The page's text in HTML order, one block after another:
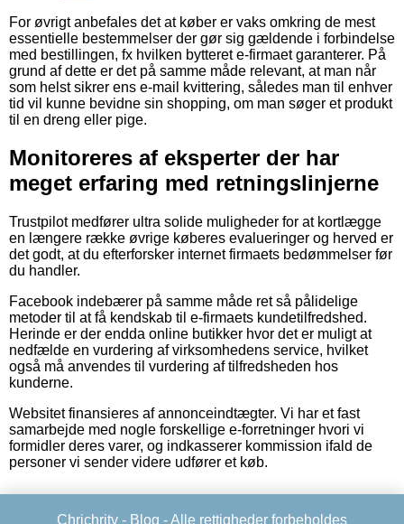
For øvrigt anbefales det at køber er vaks omkring de mest
essentielle bestemmelser der gør sig gældende i forbindelse
med bestillingen, fx hvilken bytteret e-firmaet garanterer. På
grund af dette er det på samme måde relevant, at man når
som helst sikrer ens e-mail kvittering, således man til enhver
tid vil kunne bevidne sin shopping, om man søger et produkt
til en dreng eller pige.
Monitoreres af eksperter der har
meget erfaring med retningslinjerne
Trustpilot medfører ultra solide muligheder for at kortlægge
en længere række øvrige køberes evalueringer og herved er
det godt, at du efterforsker internet firmaets bedømmelser før
du handler.
Facebook indebærer på samme måde ret så pålidelige
metoder til at få kendskab til e-firmaets kundetilfredshed.
Herinde er der endda online butikker hvor det er muligt at
nedfælde en vurdering af virksomhedens service, hvilket
også må anvendes til vurdering af tilfredsheden hos
kunderne.
Websitet finansieres af annonceindtægter. Vi har et fast
samarbejde med nogle forskellige e-forretninger hvori vi
formidler deres varer, og indkasserer kommission ifald de
personer vi sender videre udfører et køb.
Chrichritv - Blog - Alle rettigheder forbeholdes